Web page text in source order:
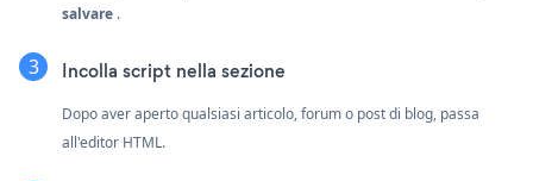
salvare .
Incolla script nella sezione
Dopo aver aperto qualsiasi articolo, forum o post di blog, passa
all'editor HTML.